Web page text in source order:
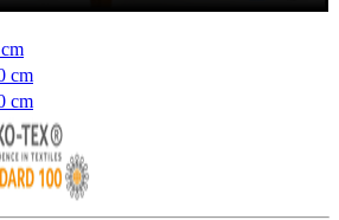
cm
cm